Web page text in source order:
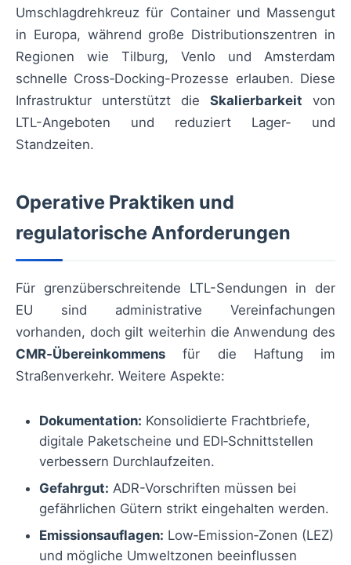
Umschlagdrehkreuz für Container und Massengut
in Europa, während große Distributionszentren in
Regionen wie Tilburg, Venlo und Amsterdam
schnelle Cross‑Docking-Prozesse erlauben. Diese
Infrastruktur unterstützt die Skalierbarkeit von
LTL-Angeboten und reduziert Lager- und
Standzeiten.
Operative Praktiken und
regulatorische Anforderungen
Für grenzüberschreitende LTL-Sendungen in der
EU sind administrative Vereinfachungen
vorhanden, doch gilt weiterhin die Anwendung des
CMR‑Übereinkommens für die Haftung im
Straßenverkehr. Weitere Aspekte:
Dokumentation: Konsolidierte Frachtbriefe,
digitale Paketscheine und EDI‑Schnittstellen
verbessern Durchlaufzeiten.
Gefahrgut: ADR-Vorschriften müssen bei
gefährlichen Gütern strikt eingehalten werden.
Emissionsauflagen: Low‑Emission‑Zonen (LEZ)
und mögliche Umweltzonen beeinflussen